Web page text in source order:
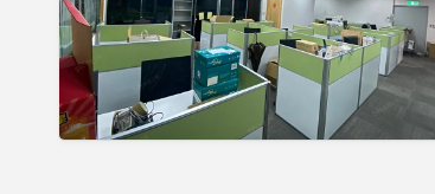
湖
區】
港
墘
捷